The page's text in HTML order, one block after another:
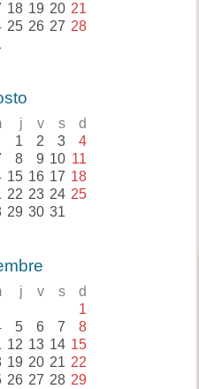
18 19 20 21
25 26 27 28
j v s d
1 2 3 4
8 9 10 11
15 16 17 18
22 23 24 25
29 30 31
j v s d
1
5 6 7 8
12 13 14 15
19 20 21 22
26 27 28 29